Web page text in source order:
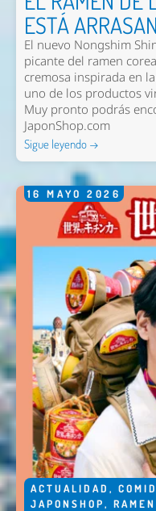
ESTÁ
El nuevo Nongshim
picante del ramen
cremosa inspirada en
uno de los productos
Muy pronto podrás
JaponShop.com
Sigue leyendo →
16 MAYO 2026
ACTUALIDAD ,
JAPONSHOP, RAMEN